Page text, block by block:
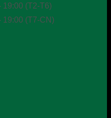
(T2-T6)
(T7-CN)